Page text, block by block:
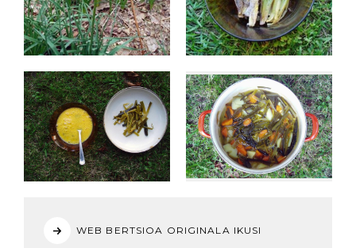
WEB BERTSIOA ORIGINALA IKUSI